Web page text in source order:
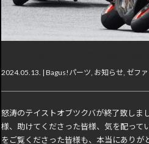
2024.05.13. | Bagus!パーツ, お知らせ, ゼフ
怒涛のテイストオブツクバが終了致し
様、助けてくださった皆様、気を配って
をご覧くださった皆様も、本当にありが